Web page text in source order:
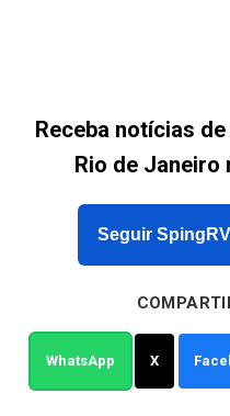
Receba notícias
Rio de Janeiro
Seguir
WhatsApp X